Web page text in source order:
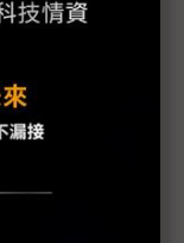
際自動化工
動轉型升級